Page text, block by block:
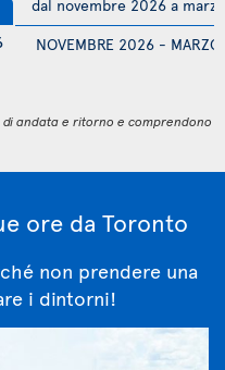
NOVEMBRE 2026 -
dal novembre 2026 a
andata e ritorno e comprendono
ore da Toronto
non prendere una
i dintorni!